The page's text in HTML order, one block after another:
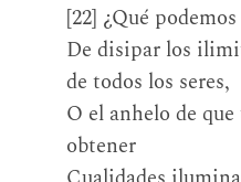
[22] ¿Qué
De disipar los
de todos los seres,
O el anhelo de
obtener